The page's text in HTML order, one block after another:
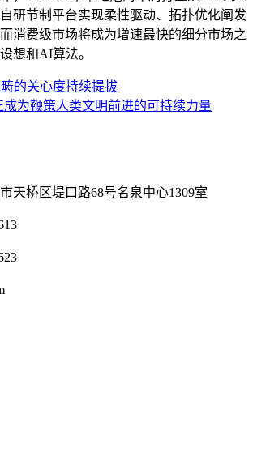
研节制平台实现柔性驱动、拓扑优化阐发
消费级市场将成为增速最快的细分市场之
想和AI算法。
的关心度持续提拔
成为鞭策人类文明前进的可持续力量
天桥区堤口路68号名泉中心1309室